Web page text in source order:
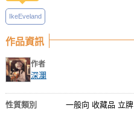
IkeEveland
作品資訊
作者
深瀾
性質類別 一般向 收藏品 立牌